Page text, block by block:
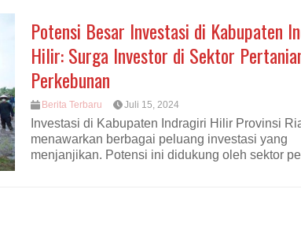
Potensi Besar Investasi di Kabupaten
Hilir: Surga Investor di Sektor
Perkebunan
Berita Terbaru Juli 15, 2024
Investasi di Kabupaten Indragiri Hilir Provinsi
menawarkan berbagai peluang investasi yang
menjanjikan. Potensi ini didukung oleh sektor